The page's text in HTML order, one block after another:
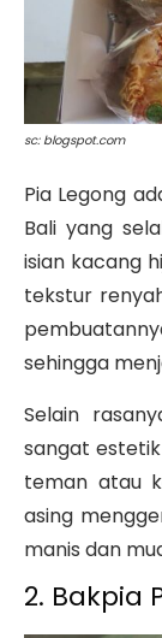
sc: blogspot.com
Pia Legong
Bali yang
isian kacang
tekstur
sehingga
Selain
sangat
teman atau
asing
manis dan
2. Bakpia